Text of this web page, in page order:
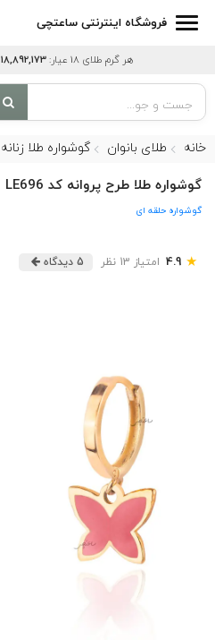
فروشگاه اینترنتی ساعتچی
هر گرم طلای 18 عیار: 18,892,173
خانه طلای بانوان گوشواره طلا زنانه
گوشواره طلا طرح پروانه کد LE696
گوشواره حلقه ای
★
4.9 امتیاز 13 نظر 5 دیدگاه